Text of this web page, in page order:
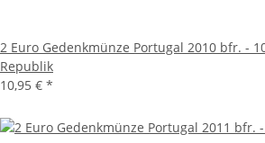
2 Euro Gedenkmünze Portugal 2010 bfr. -
Republik
10,95 € *